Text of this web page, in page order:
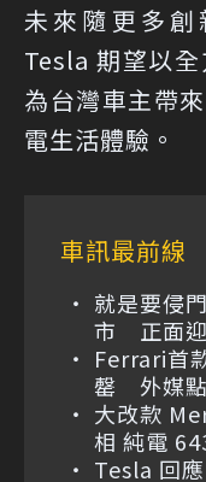
未來隨更多創
Tesla 期望以
為台灣車主帶
電生活體驗。
車訊最前線
就是要侵
市 正面迎
Ferrari首
罄 外媒點
大改款
相 純電
Tesla 回